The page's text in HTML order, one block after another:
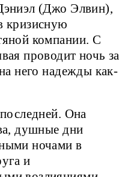
(Джо Элвин),
кризисную
компании. С
проводит ночь за
него надежды как-
Она
душные дни
ночами в
и